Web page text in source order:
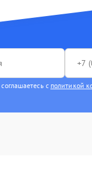
с политикой